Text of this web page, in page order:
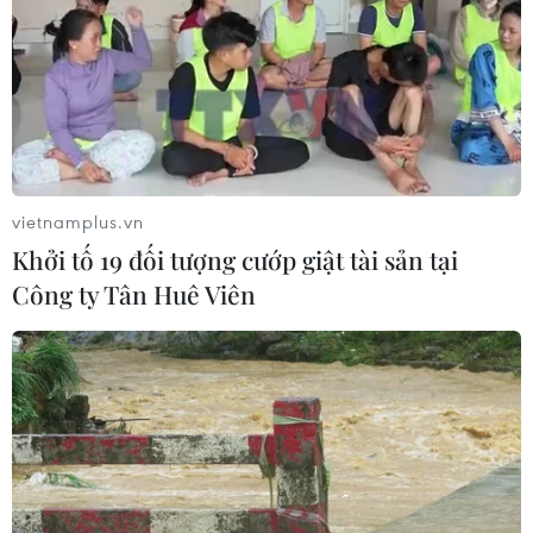
03/08/2026 14:44
Quảng Ninh chấm dứt cơ sở giết mổ
động vật không đủ điều kiện trước
31/10
03/08/2026 11:31
Bệnh viện hạng đặc biệt cơ sở Ninh
Bình khẳng định "cánh tay nối dài"
hiệu quả
03/08/2026 07:15
Bộ Y tế: Đề xuất quỹ Bảo hiểm y tế
thanh toán chi phí khám chữa bệnh y
học gia đình
vietnamplus.vn
Khởi tố 19 đối tượng cướp giật tài sản tại
Công ty Tân Huê Viên